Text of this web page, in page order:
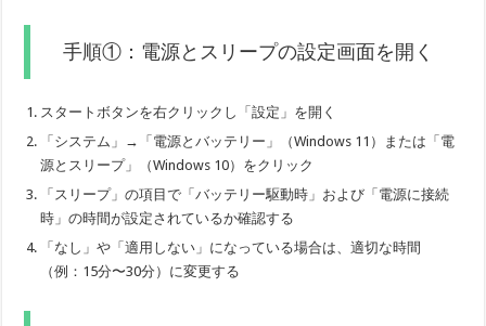
手順①：電源とスリープの設定画面を開く
スタートボタンを右クリックし「設定」を開く
「システム」→「電源とバッテリー」（Windows 11）または「電
源とスリープ」（Windows 10）をクリック
「スリープ」の項目で「バッテリー駆動時」および「電源に接続
時」の時間が設定されているか確認する
「なし」や「適用しない」になっている場合は、適切な時間
（例：15分〜30分）に変更する